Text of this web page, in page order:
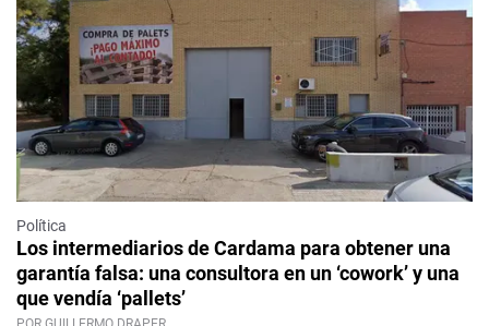
Política
Los intermediarios de Cardama para obtener una
garantía falsa: una consultora en un ‘cowork’ y una
que vendía ‘pallets’